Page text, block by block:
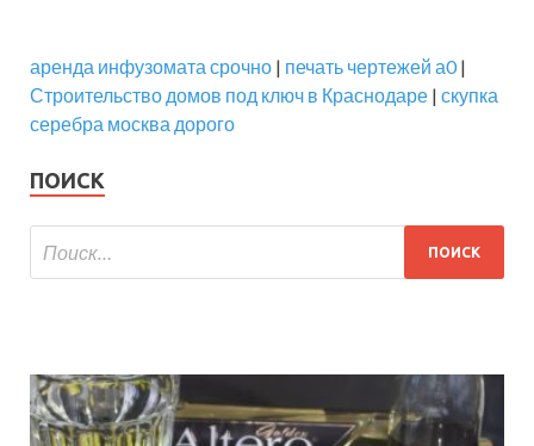
аренда инфузомата срочно | печать чертежей а0|
Строительство домов под ключ в Краснодаре | скупка
серебра москва дорого
ПОИСК